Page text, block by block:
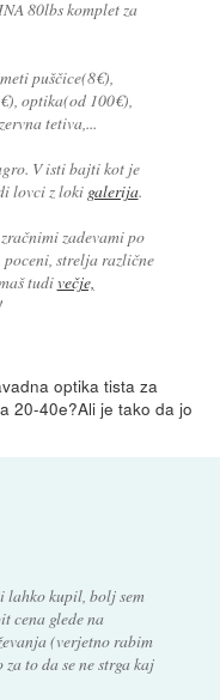
80lbs komplet za
puščice(8€),
optika(od 100€),
tetiva,...
V isti bajti kot je
lovci z loki galerija.
zadevami po
poceni, strelja različne
tudivečje,
optika tista za
20-40e?Ali je tako da jo
lahko kupil, bolj sem
cena glede na
(verjetno rabim
to da se ne strga kaj